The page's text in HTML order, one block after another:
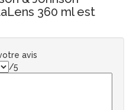
360 ml est
avis
/5